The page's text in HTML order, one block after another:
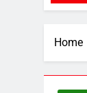
Home